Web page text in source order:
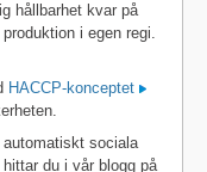
hållbarhet kvar på
i egen regi.
HACCP-konceptet
automatiskt sociala
du i vår blogg på